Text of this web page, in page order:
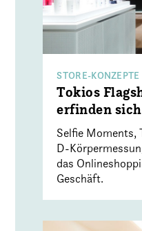
STORE-KONZEPTE
Tokios
erfinden
Selfie Moments,
D-
das
Geschäft.